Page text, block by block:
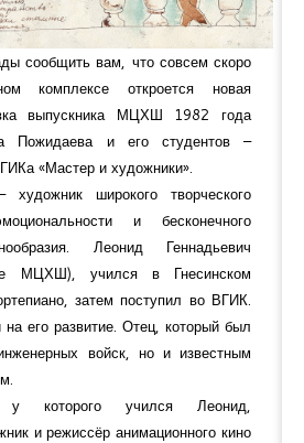
сообщить вам, что совсем скоро
комплексе откроется новая
выпускника МЦХШ 1982 года
Пожидаева и его студентов –
«Мастер и художники».
широкого творческого
и бесконечного
Леонид Геннадьевич
МЦХШ), учился в Гнесинском
затем поступил во ВГИК.
его развитие. Отец, который был
войск, но и известным
которого учился Леонид,
и режиссёр анимационного кино